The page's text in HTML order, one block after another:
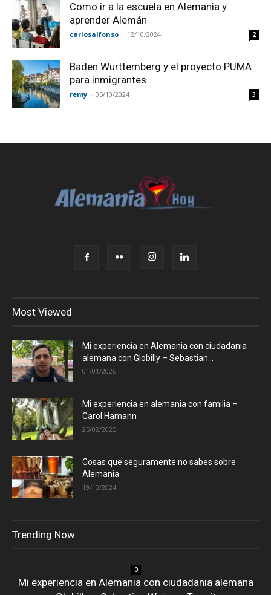
Como ir a la escuela en Alemania y
aprender Alemán
carlosalfonso - 12/10/2024 2
Baden Württemberg y el proyecto PUMA
para inmigrantes
remy - 05/10/2024 3
Most Viewed
Mi experiencia en Alemania con ciudadania
alemana con Globilly – Sebastian...
01/01/2026
Mi experiencia en alemania con familia –
Carol Hamann
25/02/2025
Cosas que seguramente no sabes sobre
Alemania
19/10/2024
Trending Now
0
Mi experiencia en Alemania con ciudadania alemana